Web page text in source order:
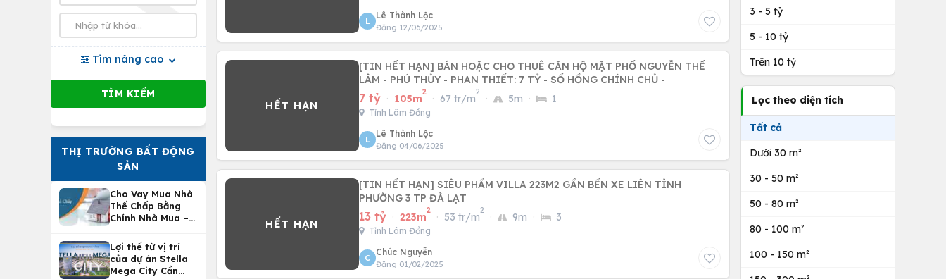
Tìm nâng cao
THỊ TRƯỜNG BẤT ĐỘNG
SẢN
Cho Vay Mua Nhà
Thế Chấp Bằng
Chính Nhà Mua –
Nhà Tại
Vietcombank
Lợi thế từ vị trí
của dự án Stella
Mega City Cần
L
Lê Thành Lộc
Đăng 12/06/2025
[TIN HẾT HẠN] BÁN HOẶC CHO THUÊ CĂN HỘ MẶT PHỐ NGUYỄN THẾ
LÂM - PHÚ THỦY - PHAN THIẾT: 7 TỶ - SỔ HỒNG CHÍNH CHỦ -
7 tỷ · 105m
2
· 67 tr/m
2
· 5m · 1
Tỉnh Lâm Đồng
L
Lê Thành Lộc
Đăng 04/06/2025
[TIN HẾT HẠN] SIÊU PHẨM VILLA 223M2 GẦN BẾN XE LIÊN TỈNH
PHƯỜNG 3 TP ĐÀ LẠT
13 tỷ · 223m
2
· 53 tr/m
2
· 9m · 3
Tỉnh Lâm Đồng
C
Chúc Nguyễn
Đăng 01/02/2025
3 - 5 tỷ
5 - 10 tỷ
Trên 10 tỷ
Lọc theo diện tích
Tất cả
Dưới 30 m²
30 - 50 m²
50 - 80 m²
80 - 100 m²
100 - 150 m²